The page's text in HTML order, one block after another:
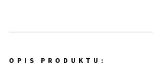
OPIS PRODUKTU: